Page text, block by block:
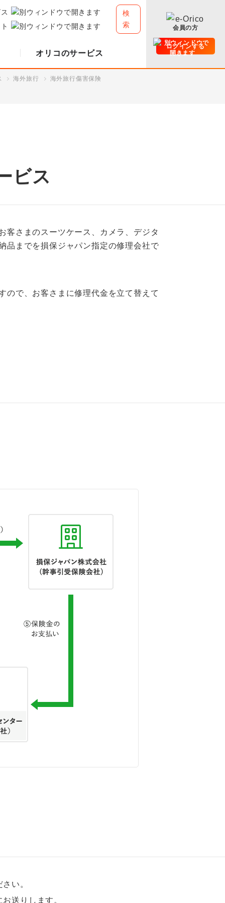
検
索
オリコのサービス
会員の方
ログインする
海外旅行 海外旅行傷害保険
ビス
客さまのスーツケース、カメラ、デジタ
品までを損保ジャパン指定の修理会社で
ので、お客さまに修理代金を立て替えて
い。
送りします。